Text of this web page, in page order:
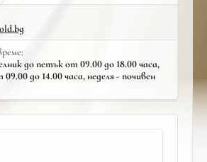
до петък от 09.00 до 18.00 часа,
до 14.00 часа, неделя - почивен